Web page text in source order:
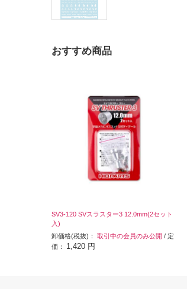
おすすめ商品
SV3-120 SVスラスター3 12.0mm(2セット
入)
卸価格(税抜)： 取引中の会員のみ公開 / 定
価： 1,420 円